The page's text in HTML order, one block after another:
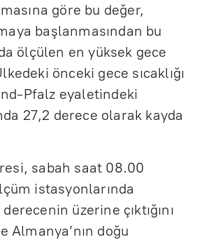
göre bu değer,
başlanmasından bu
ölçülen en yüksek gece
önceki gece sıcaklığı
Pfalz eyaletindeki
27,2 derece olarak kayda
sabah saat 08.00
istasyonlarında
üzerine çıktığını
Almanya’nın doğu